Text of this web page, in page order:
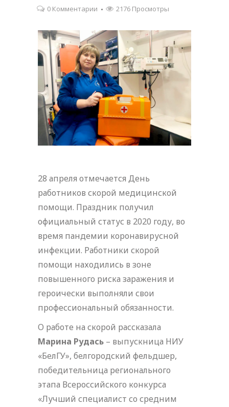
0 Комментарии
2176 Просмотры
28 апреля отмечается День
работников скорой медицинской
помощи. Праздник получил
официальный статус в 2020 году, во
время пандемии коронавирусной
инфекции. Работники скорой
помощи находились в зоне
повышенного риска заражения и
героически выполняли свои
профессиональный обязанности.
О работе на скорой рассказала
Марина Рудась – выпускница НИУ
«БелГУ», белгородский фельдшер,
победительница регионального
этапа Всероссийского конкурса
«Лучший специалист со средним